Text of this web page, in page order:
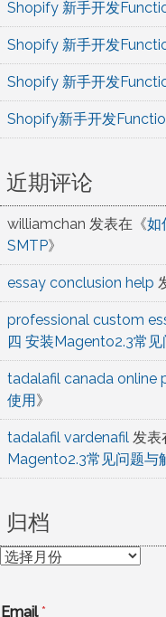
Shopify 新手开发
Shopify 新手开发
Shopify 新手开发
Shopify新手开发
近期评论
williamchan 发表在《如
SMTP》
essay conclusion help
professional custom
四 安装Magento2.3常
tadalafil canada online
使用》
tadalafil vardenafil 发表
Magento2.3常见问题与
归档
归
Email*